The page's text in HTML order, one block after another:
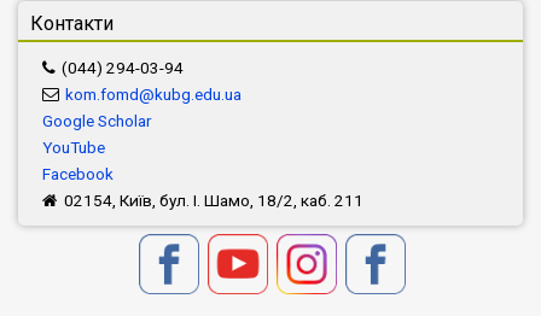
Контакти
(044) 294-03-94
kom.fomd@kubg.edu.ua
Google Scholar
YouTube
Facebook
02154, Київ, бул. І. Шамо, 18/2, каб. 211